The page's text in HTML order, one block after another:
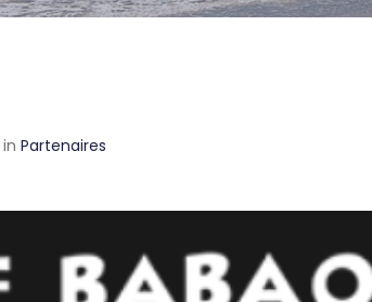
in Partenaires